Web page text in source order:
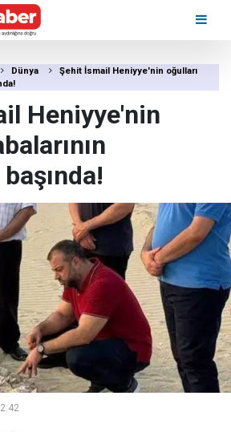
Dünya
Şehit İsmail Heniyye'nin oğulları
Heniyye'nin